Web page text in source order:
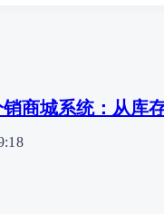
商城系统：从库